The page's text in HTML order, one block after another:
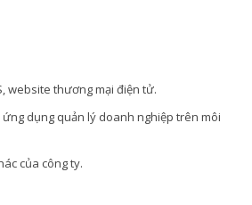
website thương mại điện tử.
ứng dụng quản lý doanh nghiệp trên môi
của công ty.